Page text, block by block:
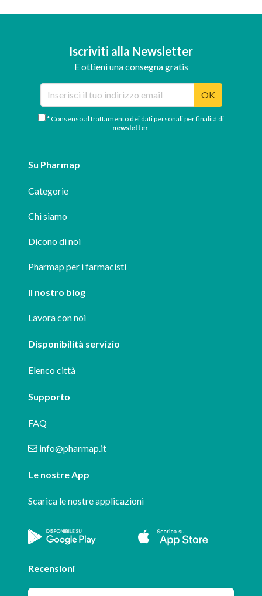
Iscriviti alla Newsletter
E ottieni una consegna gratis
OK
* Consenso al trattamento dei dati personali per finalità di
newsletter
Su Pharmap
Categorie
Chi siamo
Dicono di noi
Pharmap per i farmacisti
Il nostro blog
Lavora con noi
Disponibilità servizio
Elenco città
Supporto
FAQ
info@pharmap.it
Le nostre App
Scarica le nostre applicazioni
Recensioni